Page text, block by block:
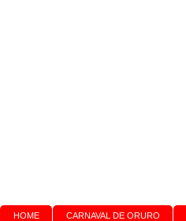
HOME CARNAVAL DE ORURO